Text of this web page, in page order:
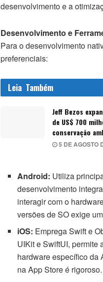
desenvolvimento e a
Desenvolvimento e
Para o desenvolvimento
preferenciais:
Leia Também
Jeff Bezos
de US$ 700
conservação
5 DE AGOSTO
Android: Utiliza
desenvolvimento
interagir com o
versões de SO exige
iOS: Emprega Swift e
UIKit e SwiftUI, permite
hardware específico da
na App Store é rigoroso.